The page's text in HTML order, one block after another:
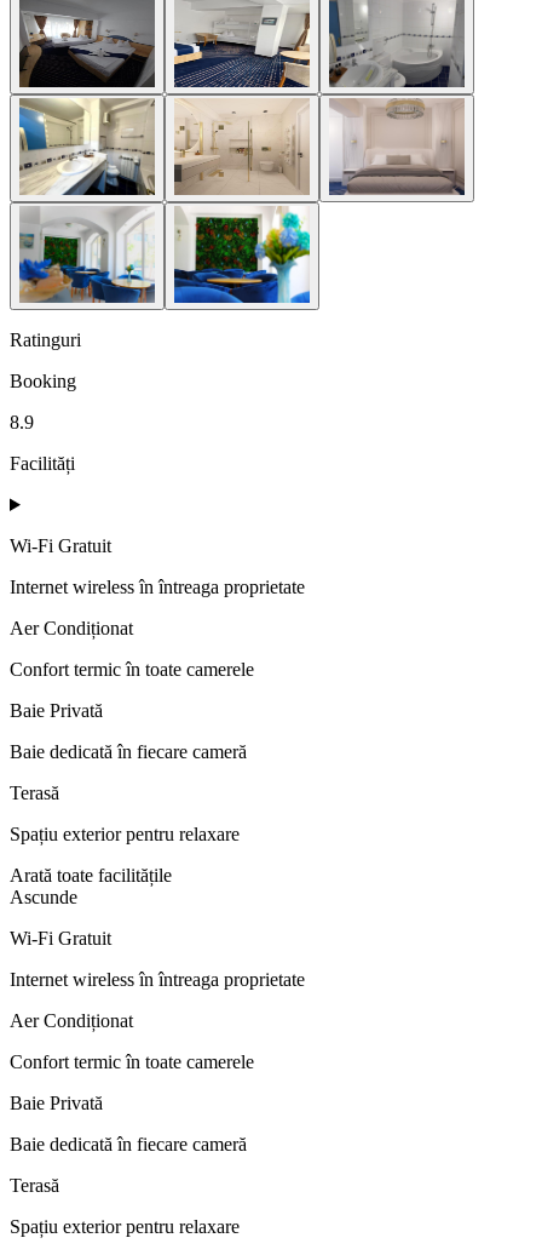
Ratinguri
Booking
8.9
Facilități
Wi‑Fi Gratuit
Internet wireless în întreaga proprietate
Aer Condiționat
Confort termic în toate camerele
Baie Privată
Baie dedicată în fiecare cameră
Terasă
Spațiu exterior pentru relaxare
Arată toate facilitățile
Ascunde
Wi‑Fi Gratuit
Internet wireless în întreaga proprietate
Aer Condiționat
Confort termic în toate camerele
Baie Privată
Baie dedicată în fiecare cameră
Terasă
Spațiu exterior pentru relaxare